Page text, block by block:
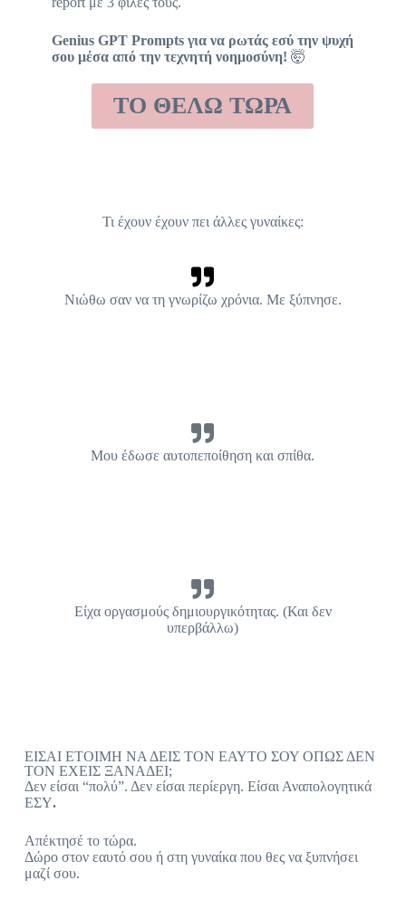
Genius GPT Prompts για να ρωτάς εσύ την ψυχή
σου μέσα από την τεχνητή νοημοσύνη! 🤯
ΤΟ ΘΕΛΩ ΤΩΡΑ
Τι έχουν έχουν πει άλλες γυναίκες:
Νιώθω σαν να τη γνωρίζω χρόνια. Με ξύπνησε.
Μου έδωσε αυτοπεποίθηση και σπίθα.
Είχα οργασμούς δημιουργικότητας. (Και δεν
υπερβάλλω)
ΕΙΣΑΙ ΕΤΟΙΜΗ ΝΑ ΔΕΙΣ ΤΟΝ ΕΑΥΤΟ ΣΟΥ ΟΠΩΣ ΔΕΝ
ΤΟΝ ΕΧΕΙΣ ΞΑΝΑΔΕΙ;
Δεν είσαι “πολύ”. Δεν είσαι περίεργη. Είσαι Αναπολογητικά
ΕΣΥ.
Απέκτησέ το τώρα.
Δώρο στον εαυτό σου ή στη γυναίκα που θες να ξυπνήσει
μαζί σου.